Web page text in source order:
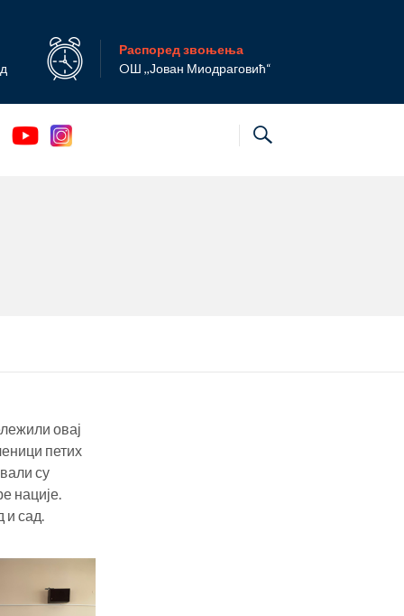
Распоред звоњења
OШ ,,Јован Миодраговић“
овај
петих
су
нације.
и сад.